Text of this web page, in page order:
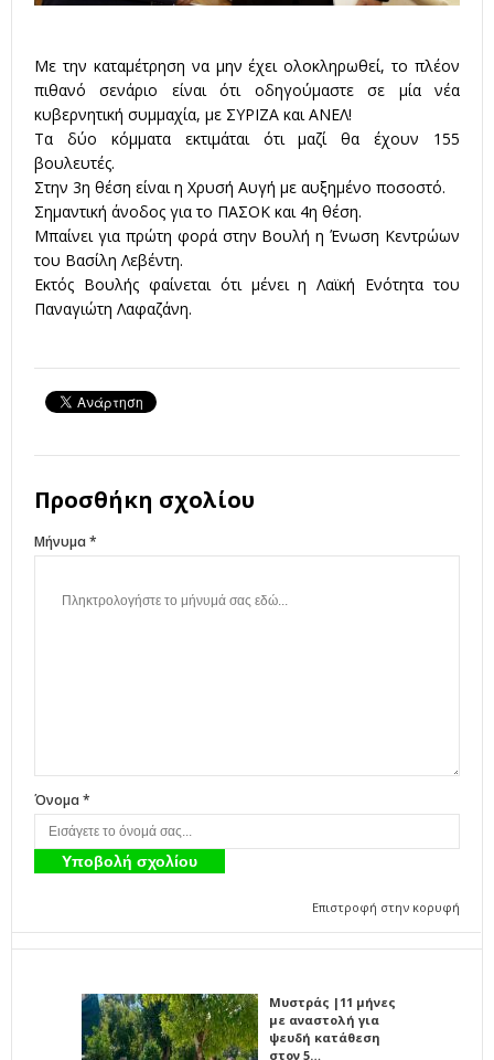
Με την καταμέτρηση να μην έχει ολοκληρωθεί, το πλέον
πιθανό σενάριο είναι ότι οδηγούμαστε σε μία νέα
κυβερνητική συμμαχία, με ΣΥΡΙΖΑ και ΑΝΕΛ!
Τα δύο κόμματα εκτιμάται ότι μαζί θα έχουν 155
βουλευτές.
Στην 3η θέση είναι η Χρυσή Αυγή με αυξημένο ποσοστό.
Σημαντική άνοδος για το ΠΑΣΟΚ και 4η θέση.
Μπαίνει για πρώτη φορά στην Βουλή η Ένωση Κεντρώων
του Βασίλη Λεβέντη.
Εκτός Βουλής φαίνεται ότι μένει η Λαϊκή Ενότητα του
Παναγιώτη Λαφαζάνη.
Προσθήκη σχολίου
Μήνυμα *
Όνομα *
Επιστροφή στην κορυφή
Μυστράς |11 μήνες
με αναστολή για
ψευδή κατάθεση
στον 5…